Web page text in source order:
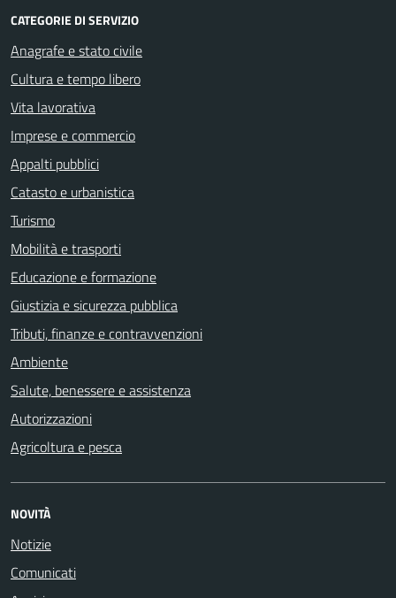
CATEGORIE DI SERVIZIO
Anagrafe e stato civile
Cultura e tempo libero
Vita lavorativa
Imprese e commercio
Appalti pubblici
Catasto e urbanistica
Turismo
Mobilità e trasporti
Educazione e formazione
Giustizia e sicurezza pubblica
Tributi, finanze e contravvenzioni
Ambiente
Salute, benessere e assistenza
Autorizzazioni
Agricoltura e pesca
NOVITÀ
Notizie
Comunicati